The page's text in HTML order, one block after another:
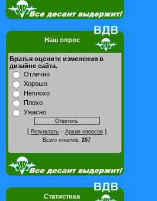
Наш опрос
Братья оцените изменения в
дизайне сайта.
Отлично
Хорошо
Неплохо
Плохо
Ужасно
[ Результаты· Архив опросов]
Всего ответов: 207
Статистика